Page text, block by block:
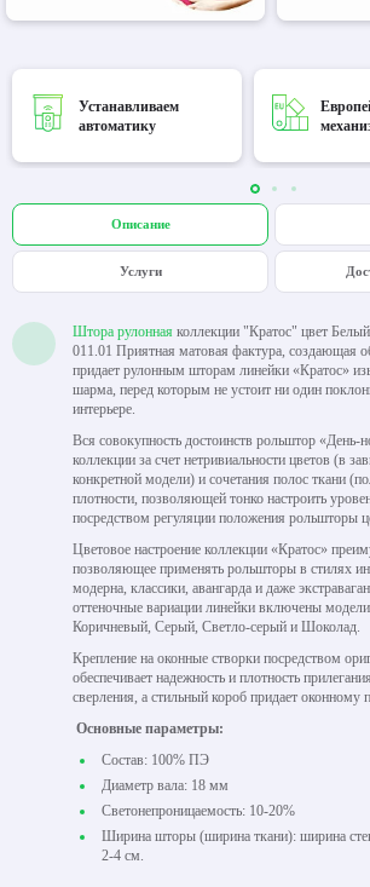
Устанавливаем
автоматику
Описание
Услуги
Штора рулонная коллекции "Кратос" цвет
011.01 Приятная матовая фактура, создающая
придает рулонным шторам линейки «Кратос»
шарма, перед которым не устоит ни один
интерьере.
Вся совокупность достоинств рольштор «День-
коллекции за счет нетривиальности цветов (в
конкретной модели) и сочетания полос ткани
плотности, позволяющей тонко настроить
посредством регуляции положения рольшторы
Цветовое настроение коллекции «Кратос»
позволяющее применять рольшторы в стилях
модерна, классики, авангарда и даже
оттеночные вариации линейки включены
Коричневый, Серый, Светло-серый и Шоколад.
Крепление на оконные створки посредством
обеспечивает надежность и плотность
сверления, а стильный короб придает оконному
Основные параметры:
Состав: 100% ПЭ
Диаметр вала: 18 мм
Светонепроницаемость: 10-20%
Ширина шторы (ширина ткани): ширина
2-4 см.